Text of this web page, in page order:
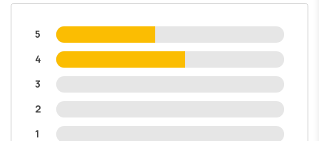
5
4
3
2
1